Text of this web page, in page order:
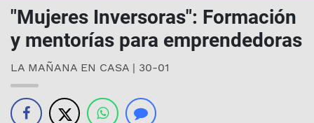
"Mujeres Inversoras": Formación
y mentorías para emprendedoras
LA MAÑANA EN CASA | 30-01